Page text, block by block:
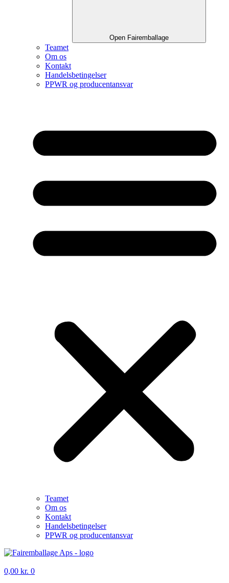
Open Fairemballage
Teamet
Om os
Kontakt
Handelsbetingelser
PPWR og producentansvar
Teamet
Om os
Kontakt
Handelsbetingelser
PPWR og producentansvar
0,00 kr. 0